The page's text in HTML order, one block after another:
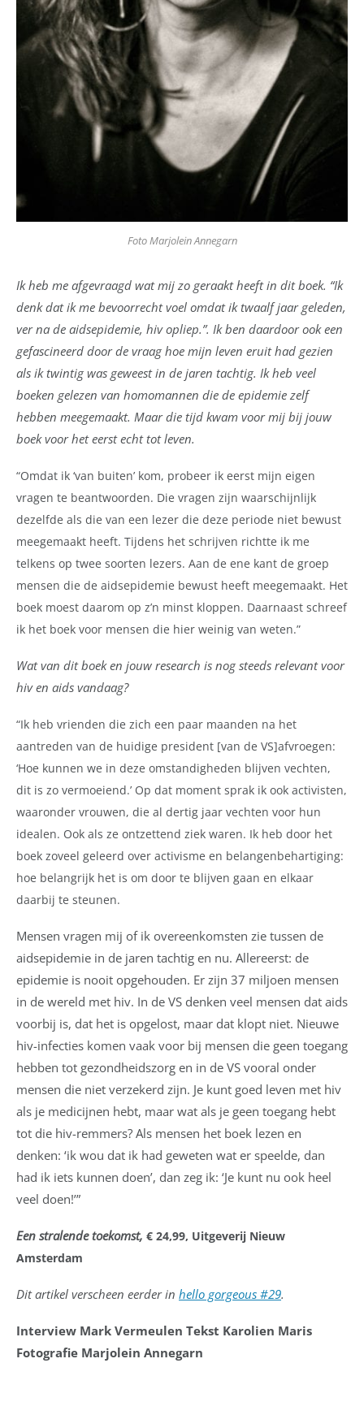
Foto Marjolein Annegarn
Ik heb me afgevraagd wat mij zo geraakt heeft in dit boek. “Ik
denk dat ik me bevoorrecht voel omdat ik twaalf jaar geleden,
ver na de aidsepidemie, hiv opliep.”. Ik ben daardoor ook een
gefascineerd door de vraag hoe mijn leven eruit had gezien
als ik twintig was geweest in de jaren tachtig. Ik heb veel
boeken gelezen van homomannen die de epidemie zelf
hebben meegemaakt. Maar die tijd kwam voor mij bij jouw
boek voor het eerst echt tot leven.
“Omdat ik ‘van buiten’ kom, probeer ik eerst mijn eigen
vragen te beantwoorden. Die vragen zijn waarschijnlijk
dezelfde als die van een lezer die deze periode niet bewust
meegemaakt heeft. Tijdens het schrijven richtte ik me
telkens op twee soorten lezers. Aan de ene kant de groep
mensen die de aidsepidemie bewust heeft meegemaakt. Het
boek moest daarom op z’n minst kloppen. Daarnaast schreef
ik het boek voor mensen die hier weinig van weten.”
Wat van dit boek en jouw research is nog steeds relevant voor
hiv en aids vandaag?
“Ik heb vrienden die zich een paar maanden na het
aantreden van de huidige president [van de VS]afvroegen:
‘Hoe kunnen we in deze omstandigheden blijven vechten,
dit is zo vermoeiend.’ Op dat moment sprak ik ook activisten,
waaronder vrouwen, die al dertig jaar vechten voor hun
idealen. Ook als ze ontzettend ziek waren. Ik heb door het
boek zoveel geleerd over activisme en belangenbehartiging:
hoe belangrijk het is om door te blijven gaan en elkaar
daarbij te steunen.
Mensen vragen mij of ik overeenkomsten zie tussen de
aidsepidemie in de jaren tachtig en nu. Allereerst: de
epidemie is nooit opgehouden. Er zijn 37 miljoen mensen
in de wereld met hiv. In de VS denken veel mensen dat aids
voorbij is, dat het is opgelost, maar dat klopt niet. Nieuwe
hiv-infecties komen vaak voor bij mensen die geen toegang
hebben tot gezondheidszorg en in de VS vooral onder
mensen die niet verzekerd zijn. Je kunt goed leven met hiv
als je medicijnen hebt, maar wat als je geen toegang hebt
tot die hiv-remmers? Als mensen het boek lezen en
denken: ‘ik wou dat ik had geweten wat er speelde, dan
had ik iets kunnen doen’, dan zeg ik: ‘Je kunt nu ook heel
veel doen!’”
Een stralende toekomst, € 24,99, Uitgeverij Nieuw
Amsterdam
Dit artikel verscheen eerder in hello gorgeous #29.
Interview Mark Vermeulen Tekst Karolien Maris
Fotografie Marjolein Annegarn